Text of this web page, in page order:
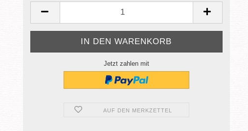
Jetzt zahlen mit
AUF DEN MERKZETTEL